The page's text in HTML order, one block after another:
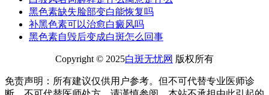
黑色素缺失脸部变白能恢复吗
补黑色素可以治愈白癜风吗
黑色素自毁后变成白斑怎么回事
Copyright © 2025白斑无忧网 版权所有
免责声明：所有建议仅供用户参考。但不可代替专业医师诊